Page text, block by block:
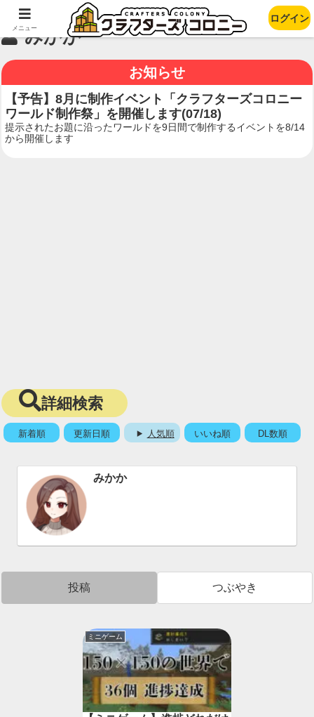
みかか
お知らせ
【予告】8月に制作イベント「クラフターズコロニー
ワールド制作祭」を開催します(07/18)
提示されたお題に沿ったワールドを9日間で制作するイベントを8/14
から開催します
詳細検索
新着順 更新日順 人気順 いいね順 DL数順
みかか
投稿 つぶやき
ミニゲーム
メニュー
ログイン